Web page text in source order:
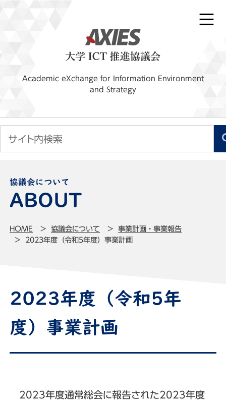
Academic eXchange for Information Environment
and Strategy
協議会について
HOME 協議会について
事業計画・事業報告
2023年度（令和5年度）事業計画
2023年度（令和5年
度）事業計画
2023年度通常総会に報告された2023年度